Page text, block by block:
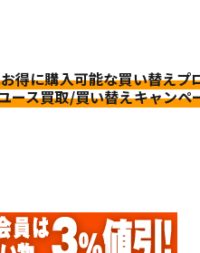
得に購入可能な買い替えプ
ース買取/買い替えキャンペ